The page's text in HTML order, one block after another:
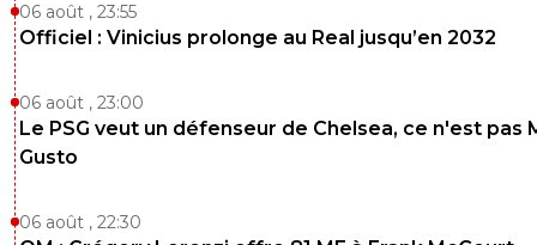
06 août , 23:55
Officiel : Vinicius prolonge au Real jusqu’en 2032
06 août , 23:00
Le PSG veut un défenseur de Chelsea, ce n'est pas
Gusto
06 août , 22:30